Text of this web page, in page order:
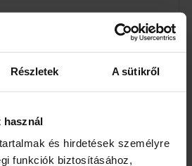
Részletek A sütikről
használ
és hirdetések személyre
funkciók biztosításához,